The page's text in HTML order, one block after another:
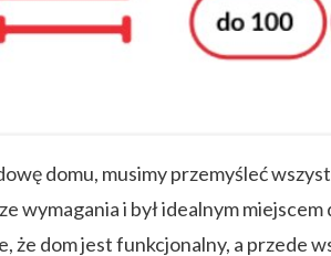
domu, musimy przemyśleć
wymagania i był idealnym
że dom jest funkcjonalny, a przede